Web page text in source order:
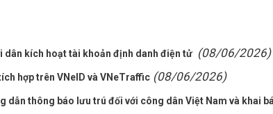
dân kích hoạt tài khoản định danh điện tử (08/06/2026)
hợp trên VNeID và VNeTraffic (08/06/2026)
dẫn thông báo lưu trú đối với công dân Việt Nam và khai